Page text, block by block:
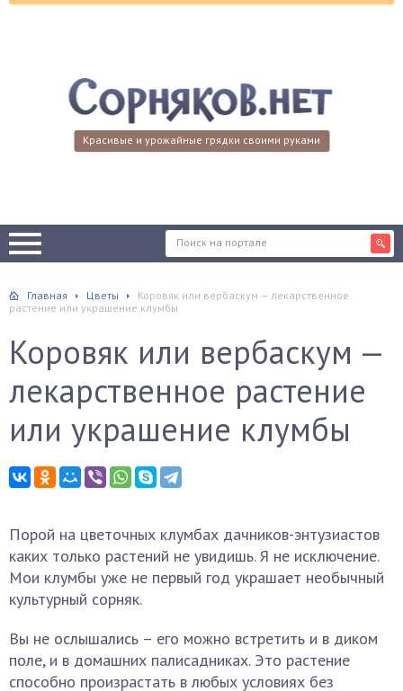
Красивые и урожайные грядки своими руками
Главная Цветы
Коровяк или вербаскум — лекарственное
растение или украшение клумбы
Коровяк или вербаскум —
лекарственное растение
или украшение клумбы
Порой на цветочных клумбах дачников-энтузиастов
каких только растений не увидишь. Я не исключение.
Мои клумбы уже не первый год украшает необычный
культурный сорняк.
Вы не ослышались – его можно встретить и в диком
поле, и в домашних палисадниках. Это растение
способно произрастать в любых условиях без